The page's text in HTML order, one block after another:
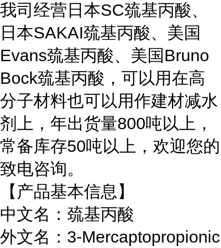
我司经营日本SC巯基丙酸、
日本SAKAI巯基丙酸、美国
Evans巯基丙酸、美国Bruno
Bock巯基丙酸，可以用在高
分子材料也可以用作建材减水
剂上，年出货量800吨以上，
常备库存50吨以上，欢迎您的
致电咨询。
【产品基本信息】
中文名：巯基丙酸
外文名：3-Mercaptopropionic